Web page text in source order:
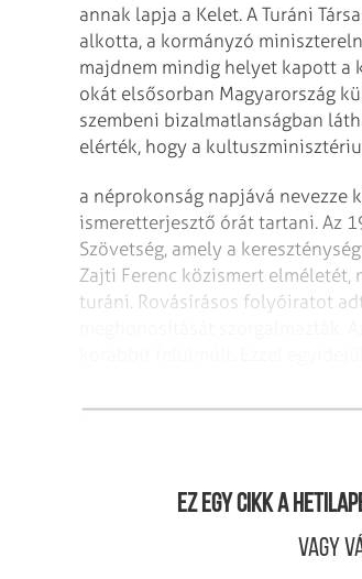
annak lapja a Kelet. A Turáni
alkotta, a kormányzó
majdnem mindig helyet kapott a
okát elsősorban Magyarország
szembeni bizalmatlanságban
elérték, hogy a
a nép­­rokonság napjává
ismeretterjesztő órát tartani. Az
Szövetség, amely a
Zajti Ferenc közismert elméletét,
turáni. Rovásírásos folyóiratot
(Forrás: Paksa Rudolf - A
Ez egy cikk a
Vagy